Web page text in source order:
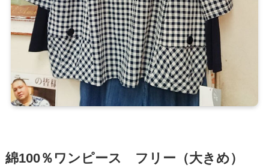
綿100％ワンピース フリー（大きめ）